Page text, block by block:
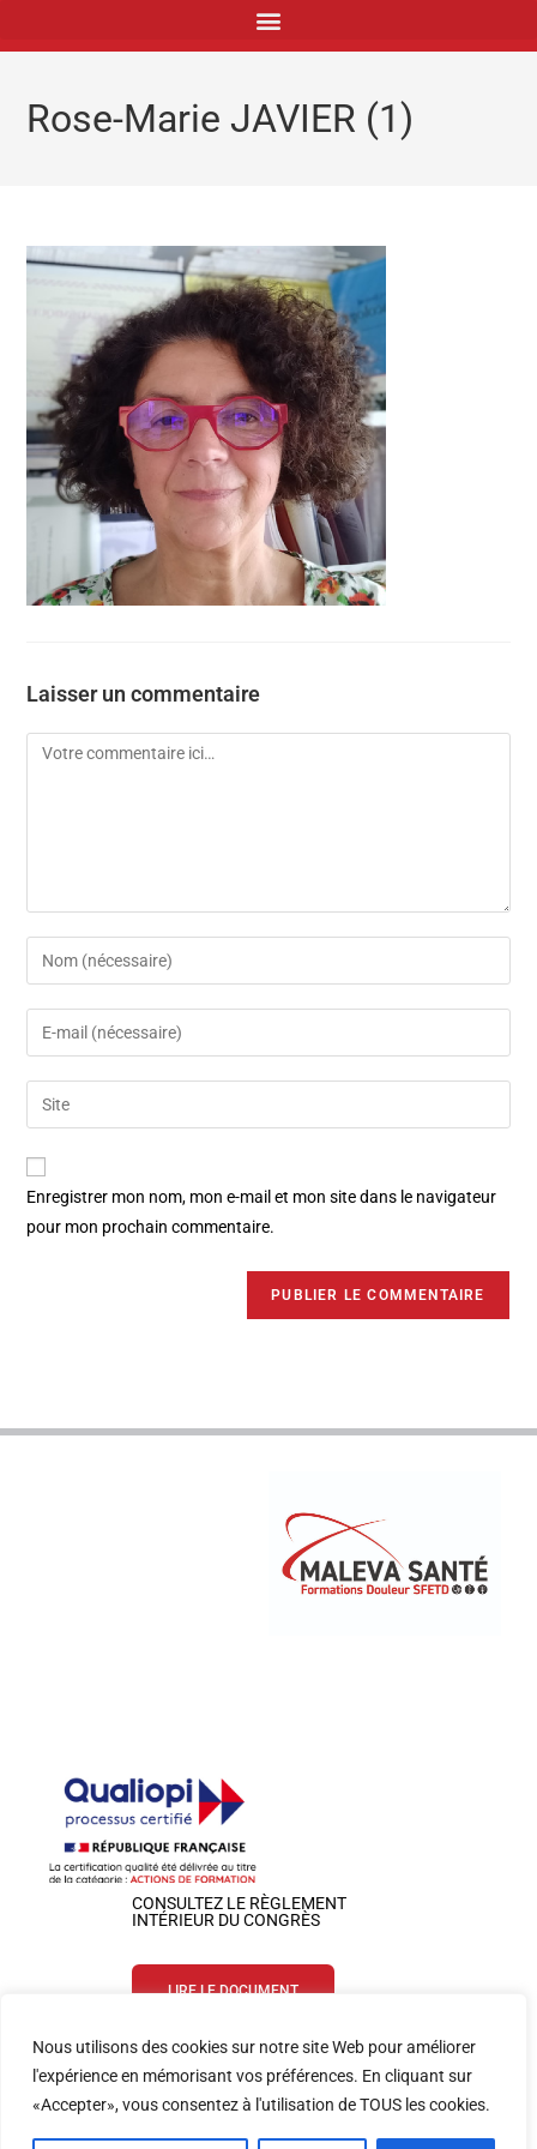
Nous utilisons des cookies sur notre site Web pour améliorer
l'expérience en mémorisant vos préférences. En cliquant sur
«Accepter», vous consentez à l'utilisation de TOUS les cookies.
Rose-Marie JAVIER (1)
Laisser un commentaire
Enregistrer mon nom, mon e-mail et mon site dans le navigateur
pour mon prochain commentaire.
CONSULTEZ LE RÈGLEMENT
INTÉRIEUR DU CONGRÈS
LIRE LE DOCUMENT
SUIVEZ-NOUS SUR LES RÉSEAUX